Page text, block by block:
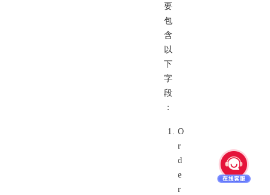
要
包
含
以
下
字
段
：
O
r
d
e
r